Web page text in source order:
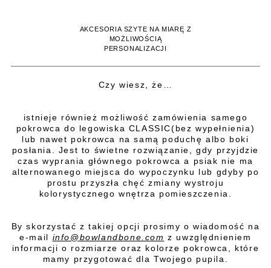
AKCESORIA SZYTE NA MIARĘ Z
MOŻLIWOŚCIĄ
PERSONALIZACJI
Czy wiesz, że…
istnieje również możliwość zamówienia samego
pokrowca do legowiska CLASSIC(bez wypełnienia)
lub nawet pokrowca na samą poduchę albo boki
posłania. Jest to świetne rozwiązanie, gdy przyjdzie
czas wyprania głównego pokrowca a psiak nie ma
alternowanego miejsca do wypoczynku lub gdyby po
prostu przyszła chęć zmiany wystroju
kolorystycznego wnętrza pomieszczenia.
By skorzystać z takiej opcji prosimy o wiadomość na
e-mail info@bowlandbone.com z uwzględnieniem
informacji o rozmiarze oraz kolorze pokrowca, które
mamy przygotować dla Twojego pupila.